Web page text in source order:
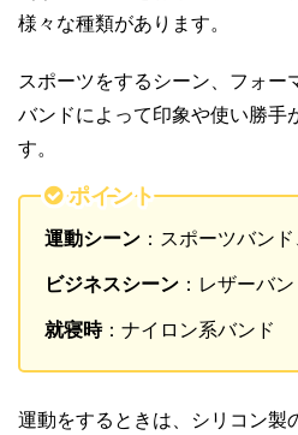
様々な種類があります。
スポーツをするシーン、フォー
バンドによって印象や使い勝手
す。
ポイント
運動シーン ：スポーツバン
ビジネスシーン ：レザーバ
就寝時：ナイロン系バンド
運動をするときは、シリコン製